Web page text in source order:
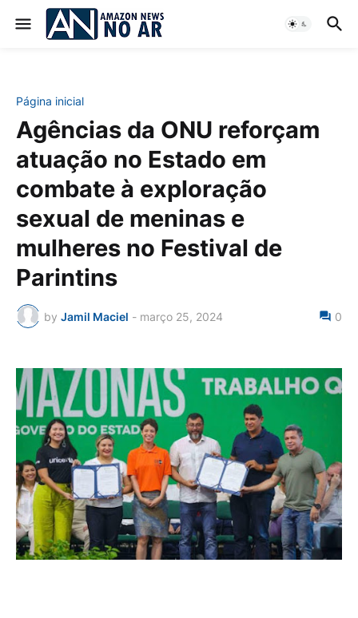
Página inicial
Agências da ONU reforçam
atuação no Estado em
combate à exploração
sexual de meninas e
mulheres no Festival de
Parintins
by Jamil Maciel - março 25, 2024 0